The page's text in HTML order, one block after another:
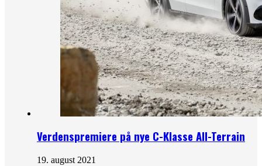
Verdenspremiere på nye C-Klasse All-Terrain
19. august 2021